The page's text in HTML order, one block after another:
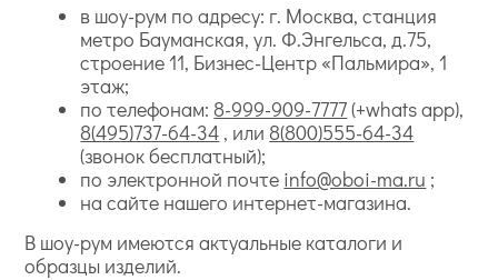
в шоу-рум по адресу: г. Москва, станция
метро Бауманская, ул. Ф.Энгельса, д.75,
строение 11, Бизнес-Центр «Пальмира», 1
этаж;
по телефонам: 8-999-909-7777(+whats app),
8(495)737-64-34 , или 8(800)555-64-34
(звонок бесплатный);
по электронной почте info@oboi-ma.ru ;
на сайте нашего интернет-магазина.
В шоу-рум имеются актуальные каталоги и
образцы изделий.